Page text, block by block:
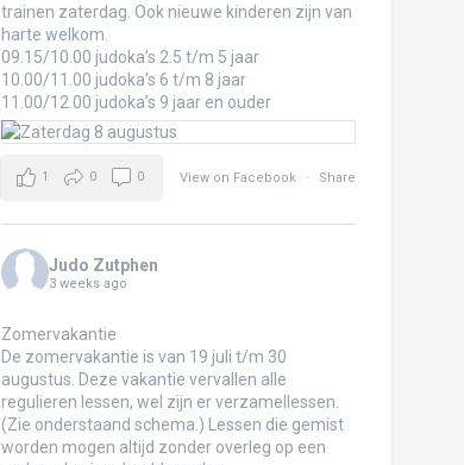
trainen zaterdag. Ook nieuwe kinderen zijn van
harte welkom.
09.15/10.00 judoka’s 2.5 t/m 5 jaar
10.00/11.00 judoka’s 6 t/m 8 jaar
11.00/12.00 judoka’s 9 jaar en ouder
View on Facebook · Share
1 0 0
Judo Zutphen
3 weeks ago
Zomervakantie
De zomervakantie is van 19 juli t/m 30
augustus. Deze vakantie vervallen alle
regulieren lessen, wel zijn er verzamellessen.
(Zie onderstaand schema.) Lessen die gemist
worden mogen altijd zonder overleg op een